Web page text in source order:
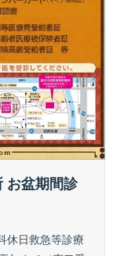
お盆期間診
休日救急等診療